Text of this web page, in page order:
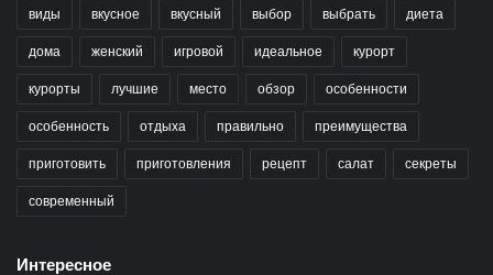
виды вкусное вкусный выбор выбрать диета
дома женский игровой идеальное курорт
курорты лучшие место обзор особенности
особенность отдыха правильно преимущества
приготовить приготовления рецепт салат секреты
современный
Интересное